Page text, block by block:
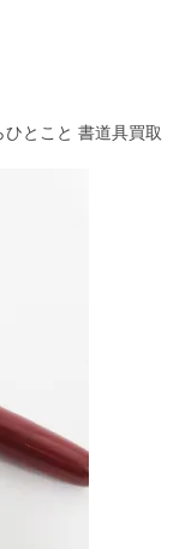
とこと 書道具買取